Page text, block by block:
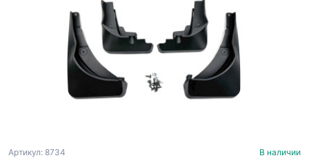
Артикул: 8734 В наличии